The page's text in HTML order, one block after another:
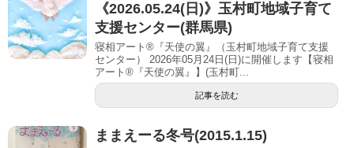
《2026.05.24(日)》玉村町地域子育て
支援センター(群馬県)
寝相アート®『天使の翼』（玉村町地域子育て支援
センター） 2026年05月24日(日)に開催します【寝相
アート®︎『天使の翼』】(玉村町...
記事を読む
ままえーる冬号(2015.1.15)